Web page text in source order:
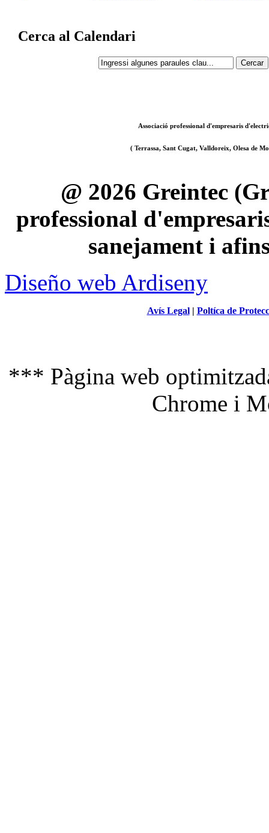
Cerca al Calendari
Associació professional d'empresaris
( Terrassa, Sant Cugat, Valldoreix, Olesa de
@ 2026 Greintec
professional
sanejament i
Diseño web Ardiseny
Avís Legal| Poltíca de
*** Pàgina web
Chrome i